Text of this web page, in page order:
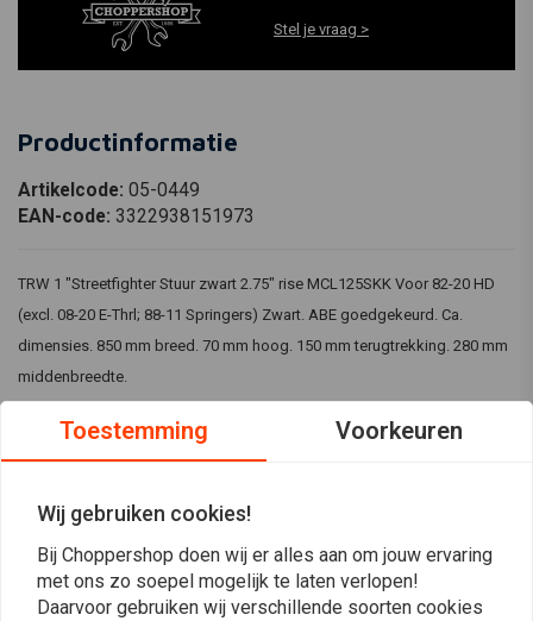
Stel je vraag >
Productinformatie
Artikelcode: 05-0449
EAN-code: 3322938151973
TRW 1 "Streetfighter Stuur zwart 2.75" rise MCL125SKK Voor 82-20 HD
(excl. 08-20 E-Thrl; 88-11 Springers) Zwart. ABE goedgekeurd. Ca.
dimensies. 850 mm breed. 70 mm hoog. 150 mm terugtrekking. 280 mm
middenbreedte.
TRW, ook wel bekend als Lucas, of Lucas TRW, staat voor
andere merken als het gaat om koppelings- en remdelen. De prijs is
goed en de kwaliteit ook! U kunt de juiste TRW-producten vinden via
Lees meer
Reviews
Toestemming Voorkeuren
Wij gebruiken cookies!
Bij Choppershop doen wij er alles aan om jouw ervaring
met ons zo soepel mogelijk te laten verlopen!
Daarvoor gebruiken wij verschillende soorten cookies